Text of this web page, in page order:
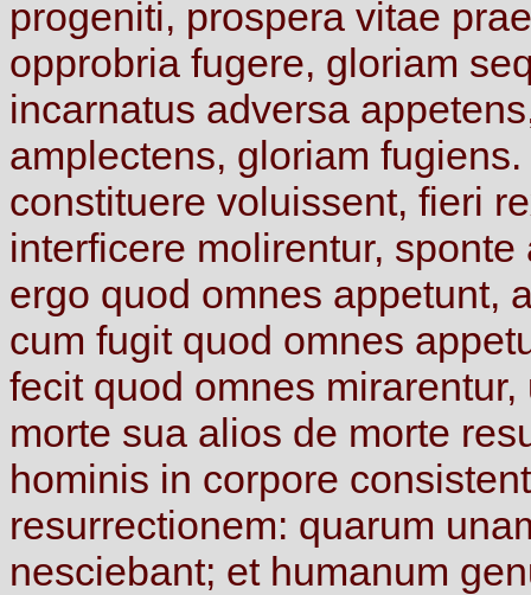
progeniti, prospera vitae
opprobria fugere, gloriam
incarnatus adversa
amplectens, gloriam fugiens.
constituere voluissent, fieri
interficere molirentur, sponte
ergo quod omnes appetunt,
cum fugit quod omnes
fecit quod omnes mirarentur,
morte sua alios de morte
hominis in corpore
resurrectionem: quarum
nesciebant; et humanum